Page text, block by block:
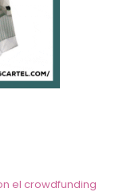
el crowdfunding